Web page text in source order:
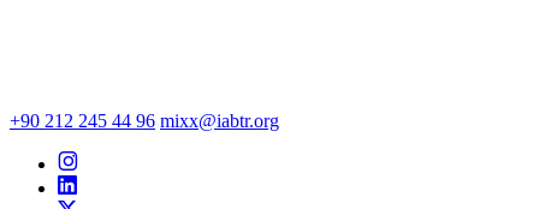
+90 212 245 44 96 mixx@iabtr.org